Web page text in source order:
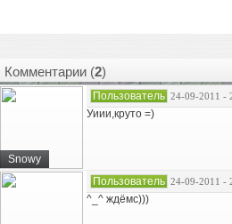
Комментарии (2)
Snowy
Пользователь 24-09-2011 -
Уиии,круто =)
Пользователь 24-09-2011 -
^_^ ждёмс)))